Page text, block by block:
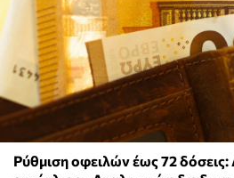
Ρύθμιση οφειλών έως 72